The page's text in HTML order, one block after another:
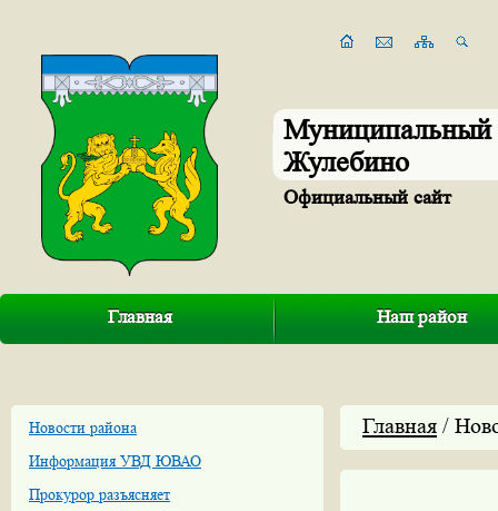
Муниципальный
Жулебино
Официальный сайт
Главная Наш район
Новости района
Информация УВД ЮВАО
Прокурор разъясняет
Главная /